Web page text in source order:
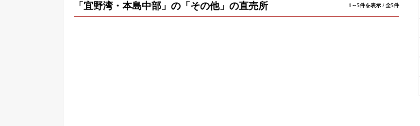
「宜野湾・本島中部」の「その他」の直売所 1～5件を表示 / 全5件